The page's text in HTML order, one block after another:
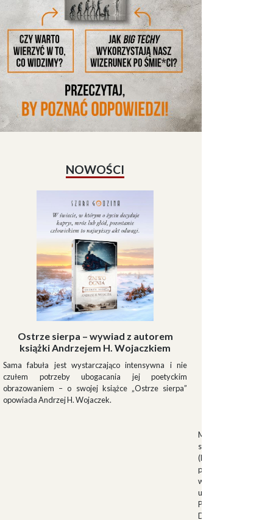
NOWOŚCI
Ostrze sierpa – wywiad z autorem
książki Andrzejem H. Wojaczkiem
Sama fabuła jest wystarczająco intensywna i nie
czułem potrzeby ubogacania jej poetyckim
obrazowaniem – o swojej książce „Ostrze sierpa”
opowiada Andrzej H. Wojaczek.
Muszkieterowie
stanowili elitarną
(Milizia Volontaria
pełniącą rolę
w latach 1923-
uroczystościach
Palazzo Venezia w
Duce.